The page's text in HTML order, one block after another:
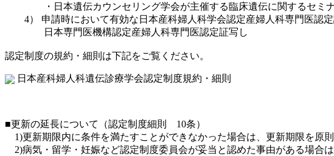
・日本遺伝カウンセリング学会が主催する臨床遺伝に関するセミ
4） 申請時において有効な日本産科婦人科学会認定産婦人科専門医認定
日本専門医機構認定産婦人科専門医認定証写し
認定制度の規約・細則は下記をご覧ください。
日本産科婦人科遺伝診療学会認定制度規約・細則
■更新の延長について（認定制度細則 10条）
1)更新期限内に条件を満たすことができなかった場合は、更新期限を原
2)病気・留学・妊娠など認定制度委員会が妥当と認めた事由がある場合